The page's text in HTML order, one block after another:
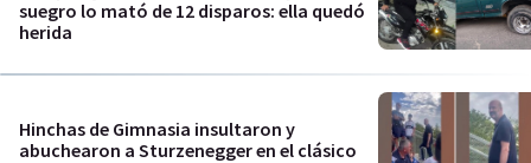
suegro lo mató de 12 disparos: ella quedó
herida
Hinchas de Gimnasia insultaron y
abuchearon a Sturzenegger en el clásico